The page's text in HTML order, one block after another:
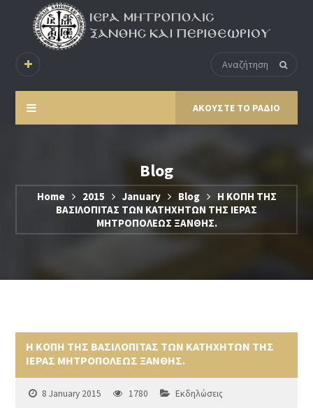
ΑΚΟΥΣΤΕ ΤΟ ΡΑΔΙΟ
Blog
Home 2015 January Blog
Η ΚΟΠΗ ΤΗΣ
ΒΑΣΙΛΟΠΙΤΑΣ ΤΩΝ ΚΑΤΗΧΗΤΩΝ ΤΗΣ ΙΕΡΑΣ
ΜΗΤΡΟΠΟΛΕΩΣ ΞΑΝΘΗΣ.
Η ΚΟΠΗ ΤΗΣ ΒΑΣΙΛΟΠΙΤΑΣ ΤΩΝ ΚΑΤΗΧΗΤΩΝ ΤΗΣ
ΙΕΡΑΣ ΜΗΤΡΟΠΟΛΕΩΣ ΞΑΝΘΗΣ.
8 January 2015 1780 Εκδηλώσεις